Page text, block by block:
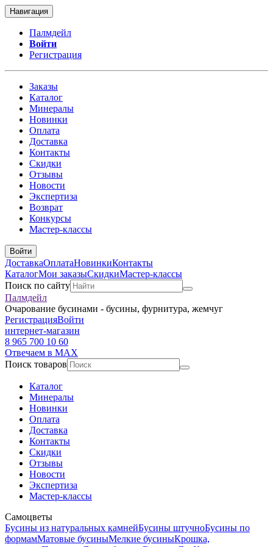
Навигация
Палмдейл
Войти
Регистрация
Заказы
Каталог
Минералы
Новинки
Оплата
Доставка
Контакты
Скидки
Отзывы
Новости
Экспертиза
Возврат
Конкурсы
Мастер-классы
Войти
ДоставкаОплатаНовинкиКонтакты
КаталогМои заказыСкидкиМастер-классы
Поиск по сайту
Палмдейл
Очарование бусинами - бусины, фурнитура, жемчуг
РегистрацияВойти
интернет-магазин
8 965 700 10 60
Отвечаем в MAX
Поиск товаров
Каталог
Минералы
Новинки
Оплата
Доставка
Контакты
Скидки
Отзывы
Новости
Экспертиза
Мастер-классы
Самоцветы
Бусины из натуральных камнейБусины штучноБусины по
формамМатовые бусиныМелкие бусиныКрошка,